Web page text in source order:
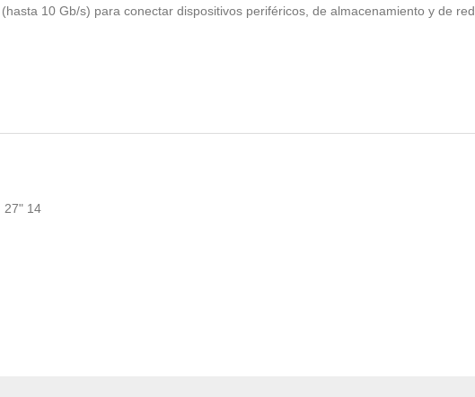
10 Gb/s) para conectar dispositivos periféricos, de almacenamiento y de red
27" 14